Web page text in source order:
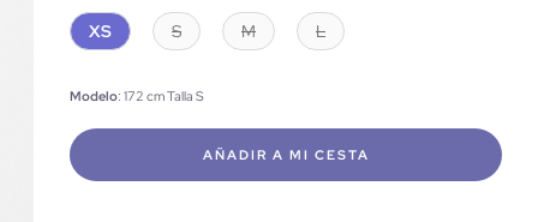
XS S M L
Modelo: 172 cm Talla S
AÑADIR A MI CESTA